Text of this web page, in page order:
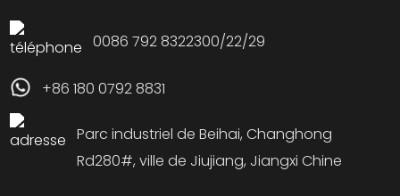
0086 792 8322300/22/29
+86 180 0792 8831
Parc industriel de Beihai, Changhong
Rd280#, ville de Jiujiang, Jiangxi Chine